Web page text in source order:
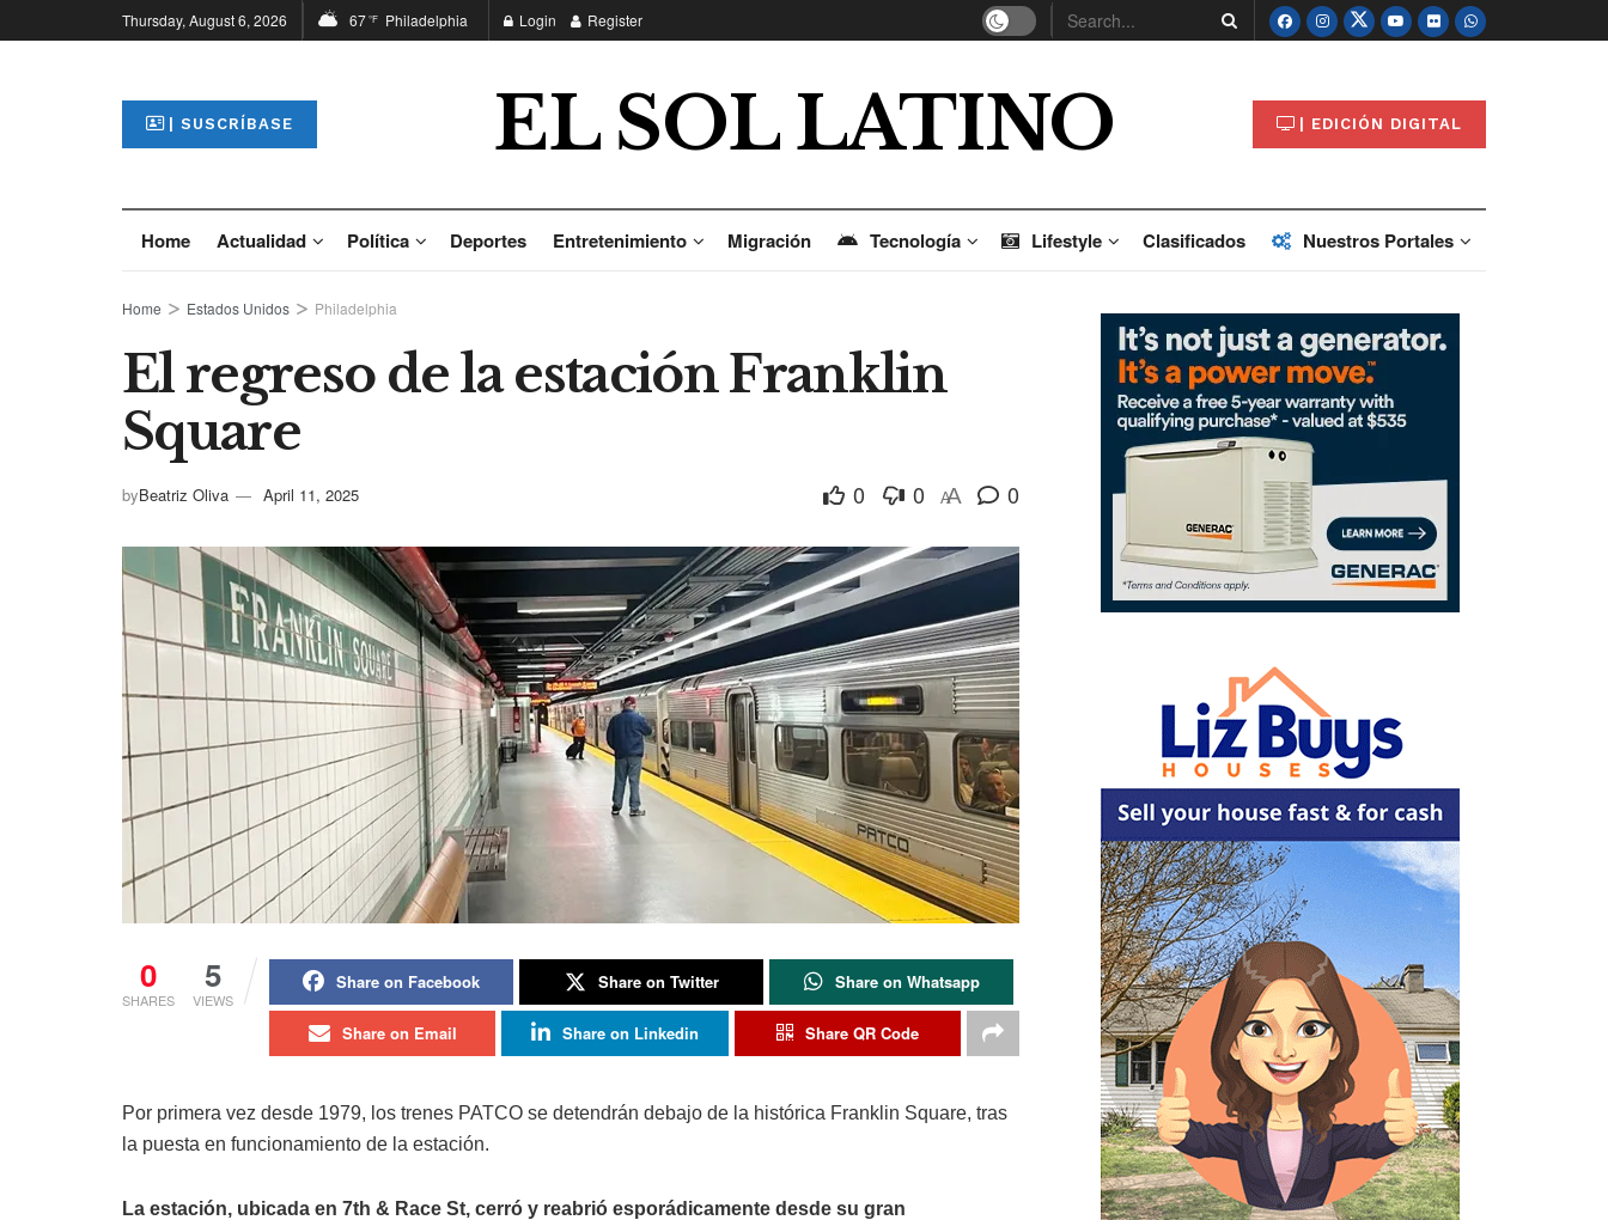
Thursday, August 6, 2026 67°F Philadelphia Login Register
| SUSCRÍBASE EL SOL LATINO | EDICIÓN DIGITAL
Home Actualidad Política Deportes Entretenimiento Migración Tecnología Lifestyle Clasificados Nuestros Portales
Home Estados Unidos Philadelphia
El regreso de la estación Franklin
Square
byBeatriz Oliva April 11, 2025 0 0 AA 0
0
SHARES
5
VIEWS
Share on Facebook Share on Twitter Share on Whatsapp
Share on Email Share on Linkedin Share QR Code
Por primera vez desde 1979, los trenes PATCO se detendrán debajo de la histórica Franklin Square, tras
la puesta en funcionamiento de la estación.
La estación, ubicada en 7th & Race St, cerró y reabrió esporádicamente desde su gran